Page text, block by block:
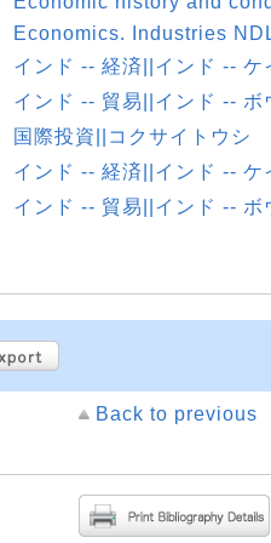
Economics. Industries
インド -- 経済||インド -- ケ
インド -- 貿易||インド -- ボ
国際投資||コクサイトウシ
インド -- 経済||インド -- ケ
インド -- 貿易||インド -- ボ
Back to previous